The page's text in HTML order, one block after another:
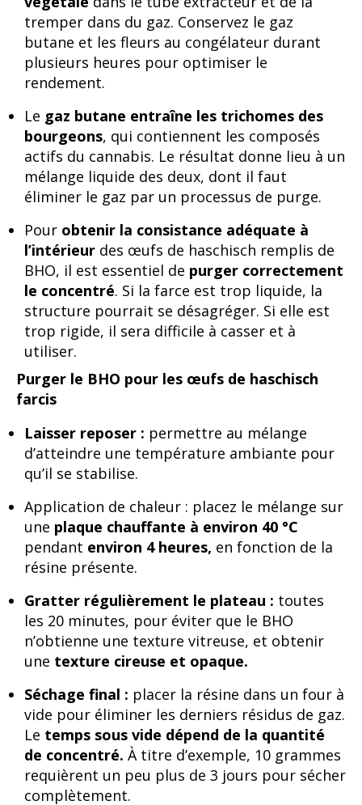
tremper dans du gaz. Conservez le gaz
butane et les fleurs au congélateur durant
plusieurs heures pour optimiser le
rendement.
Le gaz butane entraîne les trichomes des
bourgeons, qui contiennent les composés
actifs du cannabis. Le résultat donne lieu à un
mélange liquide des deux, dont il faut
éliminer le gaz par un processus de purge.
Pour obtenir la consistance adéquate à
l’intérieur des œufs de haschisch remplis de
BHO, il est essentiel de purger correctement
le concentré. Si la farce est trop liquide, la
structure pourrait se désagréger. Si elle est
trop rigide, il sera difficile à casser et à
utiliser.
Purger le BHO pour les œufs de haschisch
farcis
Laisser reposer : permettre au mélange
d’atteindre une température ambiante pour
qu’il se stabilise.
Application de chaleur : placez le mélange sur
une plaque chauffante à environ 40 °C
pendant environ 4 heures, en fonction de la
résine présente.
Gratter régulièrement le plateau : toutes
les 20 minutes, pour éviter que le BHO
n’obtienne une texture vitreuse, et obtenir
une texture cireuse et opaque.
Séchage final : placer la résine dans un four à
vide pour éliminer les derniers résidus de gaz.
Le temps sous vide dépend de la quantité
de concentré. À titre d’exemple, 10 grammes
requièrent un peu plus de 3 jours pour sécher
complètement.